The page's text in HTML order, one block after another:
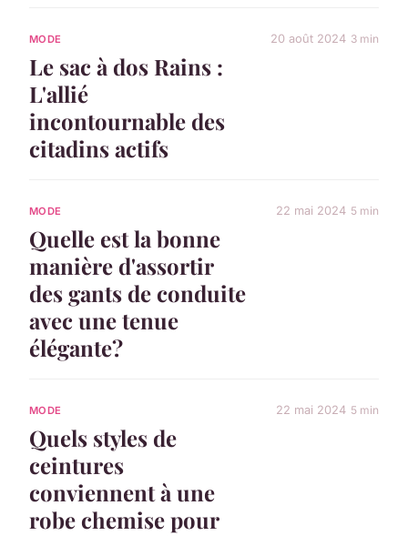
MODE
Le sac à dos Rains :
L'allié
incontournable des
citadins actifs
20 août 2024 3 min
MODE
Quelle est la bonne
manière d'assortir
des gants de conduite
avec une tenue
élégante?
22 mai 2024 5 min
MODE
Quels styles de
ceintures
conviennent à une
robe chemise pour
22 mai 2024 5 min